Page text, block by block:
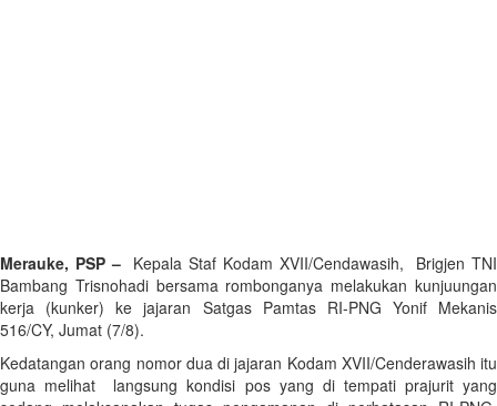
Merauke, PSP – Kepala Staf Kodam XVII/Cendawasih, Brigjen TNI
Bambang Trisnohadi bersama rombonganya melakukan kunjuungan
kerja (kunker) ke jajaran Satgas Pamtas RI-PNG Yonif Mekanis
516/CY, Jumat (7/8).
Kedatangan orang nomor dua di jajaran Kodam XVII/Cenderawasih itu
guna melihat langsung kondisi pos yang di tempati prajurit yang